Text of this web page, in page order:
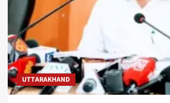
UTTARAKHAND